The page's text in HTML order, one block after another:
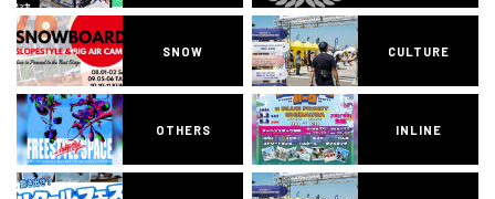
SNOW CULTURE
OTHERS INLINE